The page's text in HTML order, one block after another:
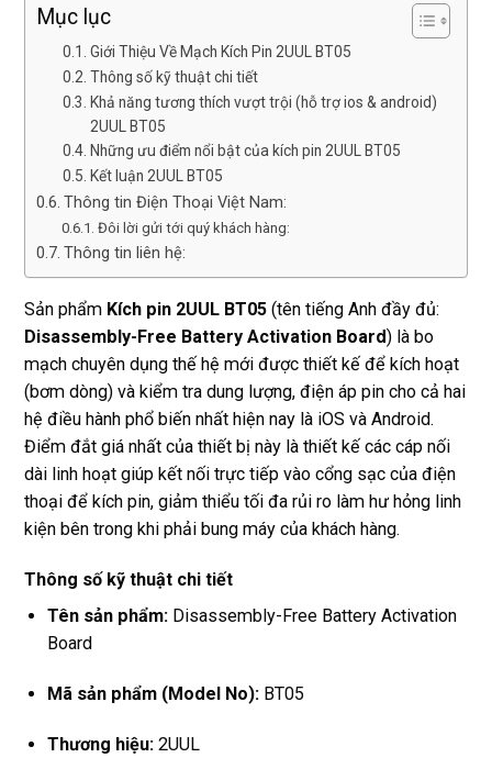
Mục lục
Giới Thiệu Về Mạch Kích Pin 2UUL BT05
Thông số kỹ thuật chi tiết
Khả năng tương thích vượt trội (hỗ trợ ios & android)
2UUL BT05
Những ưu điểm nổi bật của kích pin 2UUL BT05
Kết luận 2UUL BT05
Thông tin Điện Thoại Việt Nam:
Đôi lời gửi tới quý khách hàng:
Thông tin liên hệ:
Sản phẩm Kích pin 2UUL BT05 (tên tiếng Anh đầy đủ:
Disassembly-Free Battery Activation Board) là bo
mạch chuyên dụng thế hệ mới được thiết kế để kích hoạt
(bơm dòng) và kiểm tra dung lượng, điện áp pin cho cả hai
hệ điều hành phổ biến nhất hiện nay là iOS và Android.
Điểm đắt giá nhất của thiết bị này là thiết kế các cáp nối
dài linh hoạt giúp kết nối trực tiếp vào cổng sạc của điện
thoại để kích pin, giảm thiểu tối đa rủi ro làm hư hỏng linh
kiện bên trong khi phải bung máy của khách hàng.
Thông số kỹ thuật chi tiết
Tên sản phẩm: Disassembly-Free Battery Activation
Board
Mã sản phẩm (Model No): BT05
Thương hiệu: 2UUL